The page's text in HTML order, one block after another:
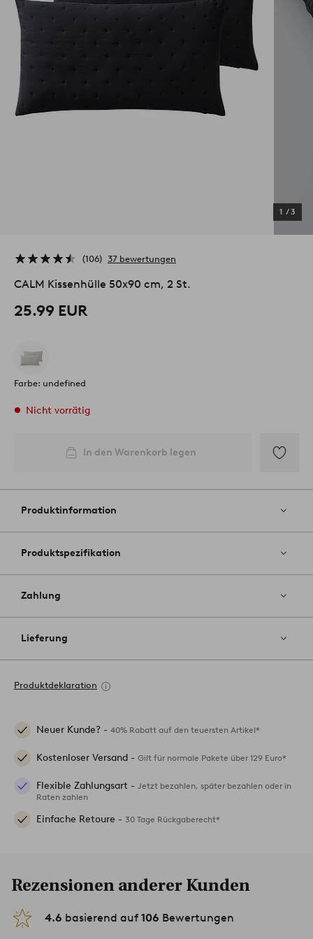
1 /3
106 37 bewertungen
CALM Kissenhülle 50x90 cm, 2 St.
25.99 EUR
Farbe: undefined
Nicht vorrätig
In den Warenkorb legen
Favoriten
Produktinformation
Produktspezifikation
Zahlung
Lieferung
Produktdeklaration
Neuer Kunde? - 40% Rabatt auf den teuersten Artikel*
Kostenloser Versand - Gilt für normale Pakete über 129 Euro*
Flexible Zahlungsart - Jetzt bezahlen, später bezahlen oder in
Raten zahlen
Einfache Retoure - 30 Tage Rückgaberecht*
Rezensionen anderer Kunden
4.6 basierend auf 106 Bewertungen